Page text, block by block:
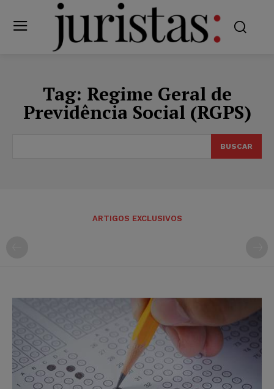
Tag: Regime Geral de
Previdência Social (RGPS)
BUSCAR
ARTIGOS EXCLUSIVOS